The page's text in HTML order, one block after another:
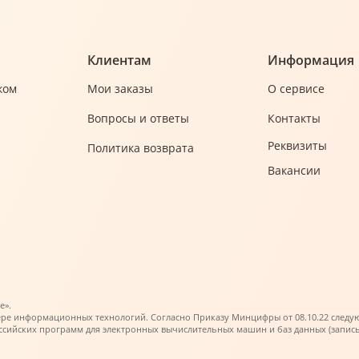
Клиентам
Мои заказы
Вопросы и ответы
Политика возврата
Информация
О сервисе
Контакты
Реквизиты
Вакансии
информационных технологий. Согласно Приказу Минцифры от 08.10.22
программ для электронных вычислительных машин и баз данных